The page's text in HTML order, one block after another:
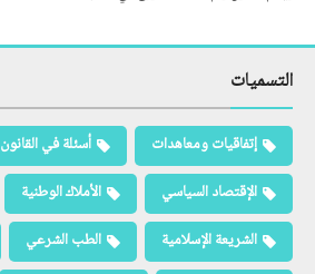
التسميات
إتفاقيات ومعاهدات
أسئلة في القانون
الإقتصاد السياسي
الأملاك الوطنية
الشريعة الإسلامية
الطب الشرعي